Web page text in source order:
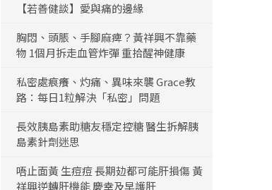
【若善健談】愛與痛的邊緣
胸悶、頭脹、手腳麻痺？黃祥興不靠藥
物 1個月拆走血管炸彈 重拾醒神健康
私密處痕癢、灼痛、異味來襲 Grace教
路：每日1粒解決「私密」問題
長效胰島素助糖友穩定控糖 醫生拆解胰
島素針劑迷思
唔止面黃 生痘痘 長期攰都可能肝損傷 黃
祥興逆轉肝機能 慶幸及早護肝